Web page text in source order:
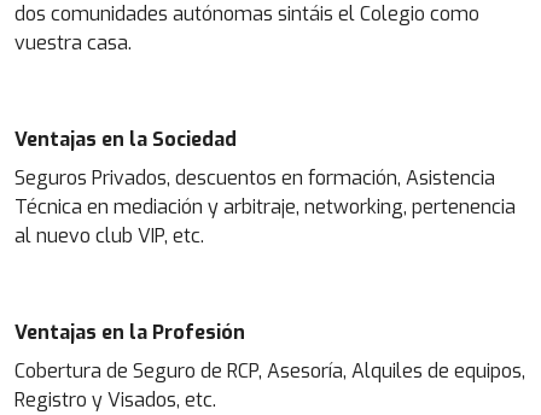
dos comunidades autónomas sintáis el Colegio como
vuestra casa.
Ventajas en la Sociedad
Seguros Privados, descuentos en formación, Asistencia
Técnica en mediación y arbitraje, networking, pertenencia
al nuevo club VIP, etc.
Ventajas en la Profesión
Cobertura de Seguro de RCP, Asesoría, Alquiles de equipos,
Registro y Visados, etc.